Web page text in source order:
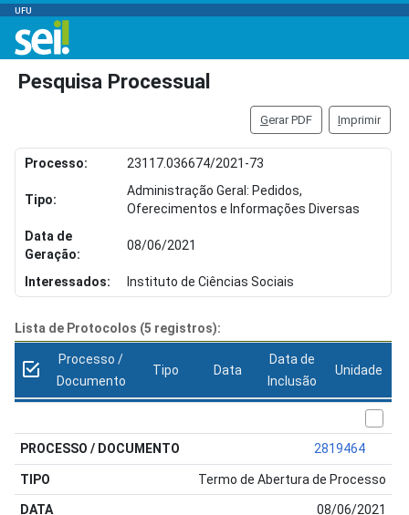
UFU
Pesquisa Processual
Gerar PDF Imprimir
Processo: 23117.036674/2021-73
Tipo:
Administração Geral: Pedidos,
Oferecimentos e Informações Diversas
Data de
Geração:
08/06/2021
Interessados: Instituto de Ciências Sociais
Lista de Protocolos (5 registros):
Processo /
Documento
Tipo Data
Data de
Inclusão
Unidade
2819464
Termo de Abertura de Processo
08/06/2021